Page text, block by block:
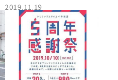
2019.11.19